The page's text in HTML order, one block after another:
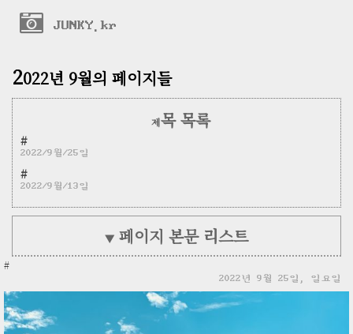
JUNKY.kr
2022년 9월의 페이지들
제목 목록
#
2022/9월/25일
#
2022/9월/13일
▼ 페이지 본문 리스트
#
2022년 9월 25일, 일요일